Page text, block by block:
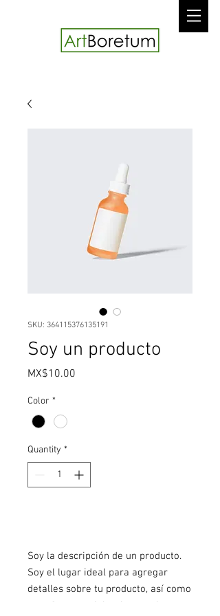
SKU: 364115376135191
Soy un producto
MX$10.00
Color *
Quantity *
Soy la descripción de un producto.
Soy el lugar ideal para agregar
detalles sobre tu producto, así como
tamaño, materiales, instrucciones